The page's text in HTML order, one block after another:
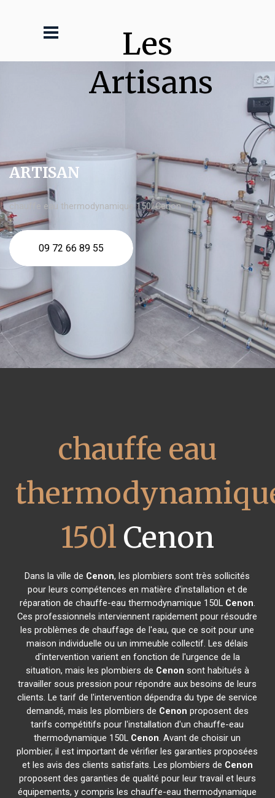
Les
Artisans
ARTISAN
chauffe eau thermodynamique 150l Cenon
09 72 66 89 55
chauffe eau
150l Cenon
Dans la ville de Cenon, les plombiers sont très sollicités
pour leurs compétences en matière d'installation et de
réparation de chauffe-eau thermodynamique 150L Cenon.
Ces professionnels interviennent rapidement pour résoudre
les problèmes de chauffage de l'eau, que ce soit pour une
maison individuelle ou un immeuble collectif. Les délais
d'intervention varient en fonction de l'urgence de la
situation, mais les plombiers de Cenon sont habitués à
travailler sous pression pour répondre aux besoins de leurs
clients. Le tarif de l'intervention dépendra du type de service
demandé, mais les plombiers de Cenon proposent des
tarifs compétitifs pour l'installation d'un chauffe-eau
thermodynamique 150L Cenon. Avant de choisir un
plombier, il est important de vérifier les garanties proposées
et les avis des clients satisfaits. Les plombiers de Cenon
proposent des garanties de qualité pour leur travail et leurs
équipements, y compris les chauffe-eau thermodynamique